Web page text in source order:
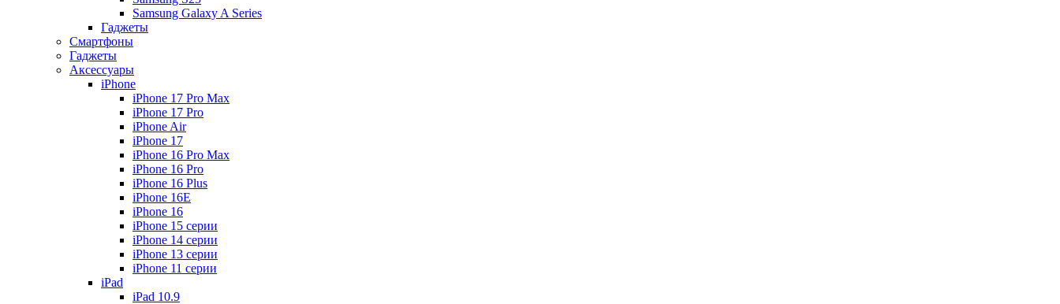
Samsung Galaxy A Series
Гаджеты
Смартфоны
Гаджеты
Аксессуары
iPhone
iPhone 17 Pro Max
iPhone 17 Pro
iPhone Air
iPhone 17
iPhone 16 Pro Max
iPhone 16 Pro
iPhone 16 Plus
iPhone 16E
iPhone 16
iPhone 15 серии
iPhone 14 серии
iPhone 13 серии
iPhone 11 серии
iPad
iPad 10.9